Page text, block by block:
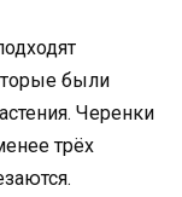
были
Черенки
трёх